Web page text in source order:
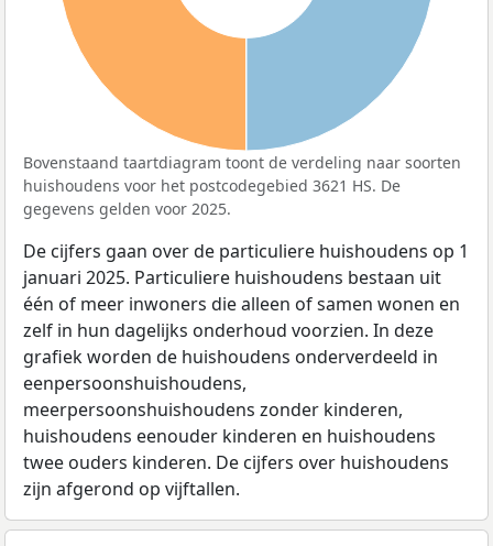
Bovenstaand taartdiagram toont de verdeling naar soorten
huishoudens voor het postcodegebied 3621 HS. De
gegevens gelden voor 2025.
De cijfers gaan over de particuliere huishoudens op 1
januari 2025. Particuliere huishoudens bestaan uit
één of meer inwoners die alleen of samen wonen en
zelf in hun dagelijks onderhoud voorzien. In deze
grafiek worden de huishoudens onderverdeeld in
eenpersoonshuishoudens,
meerpersoonshuishoudens zonder kinderen,
huishoudens eenouder kinderen en huishoudens
twee ouders kinderen. De cijfers over huishoudens
zijn afgerond op vijftallen.